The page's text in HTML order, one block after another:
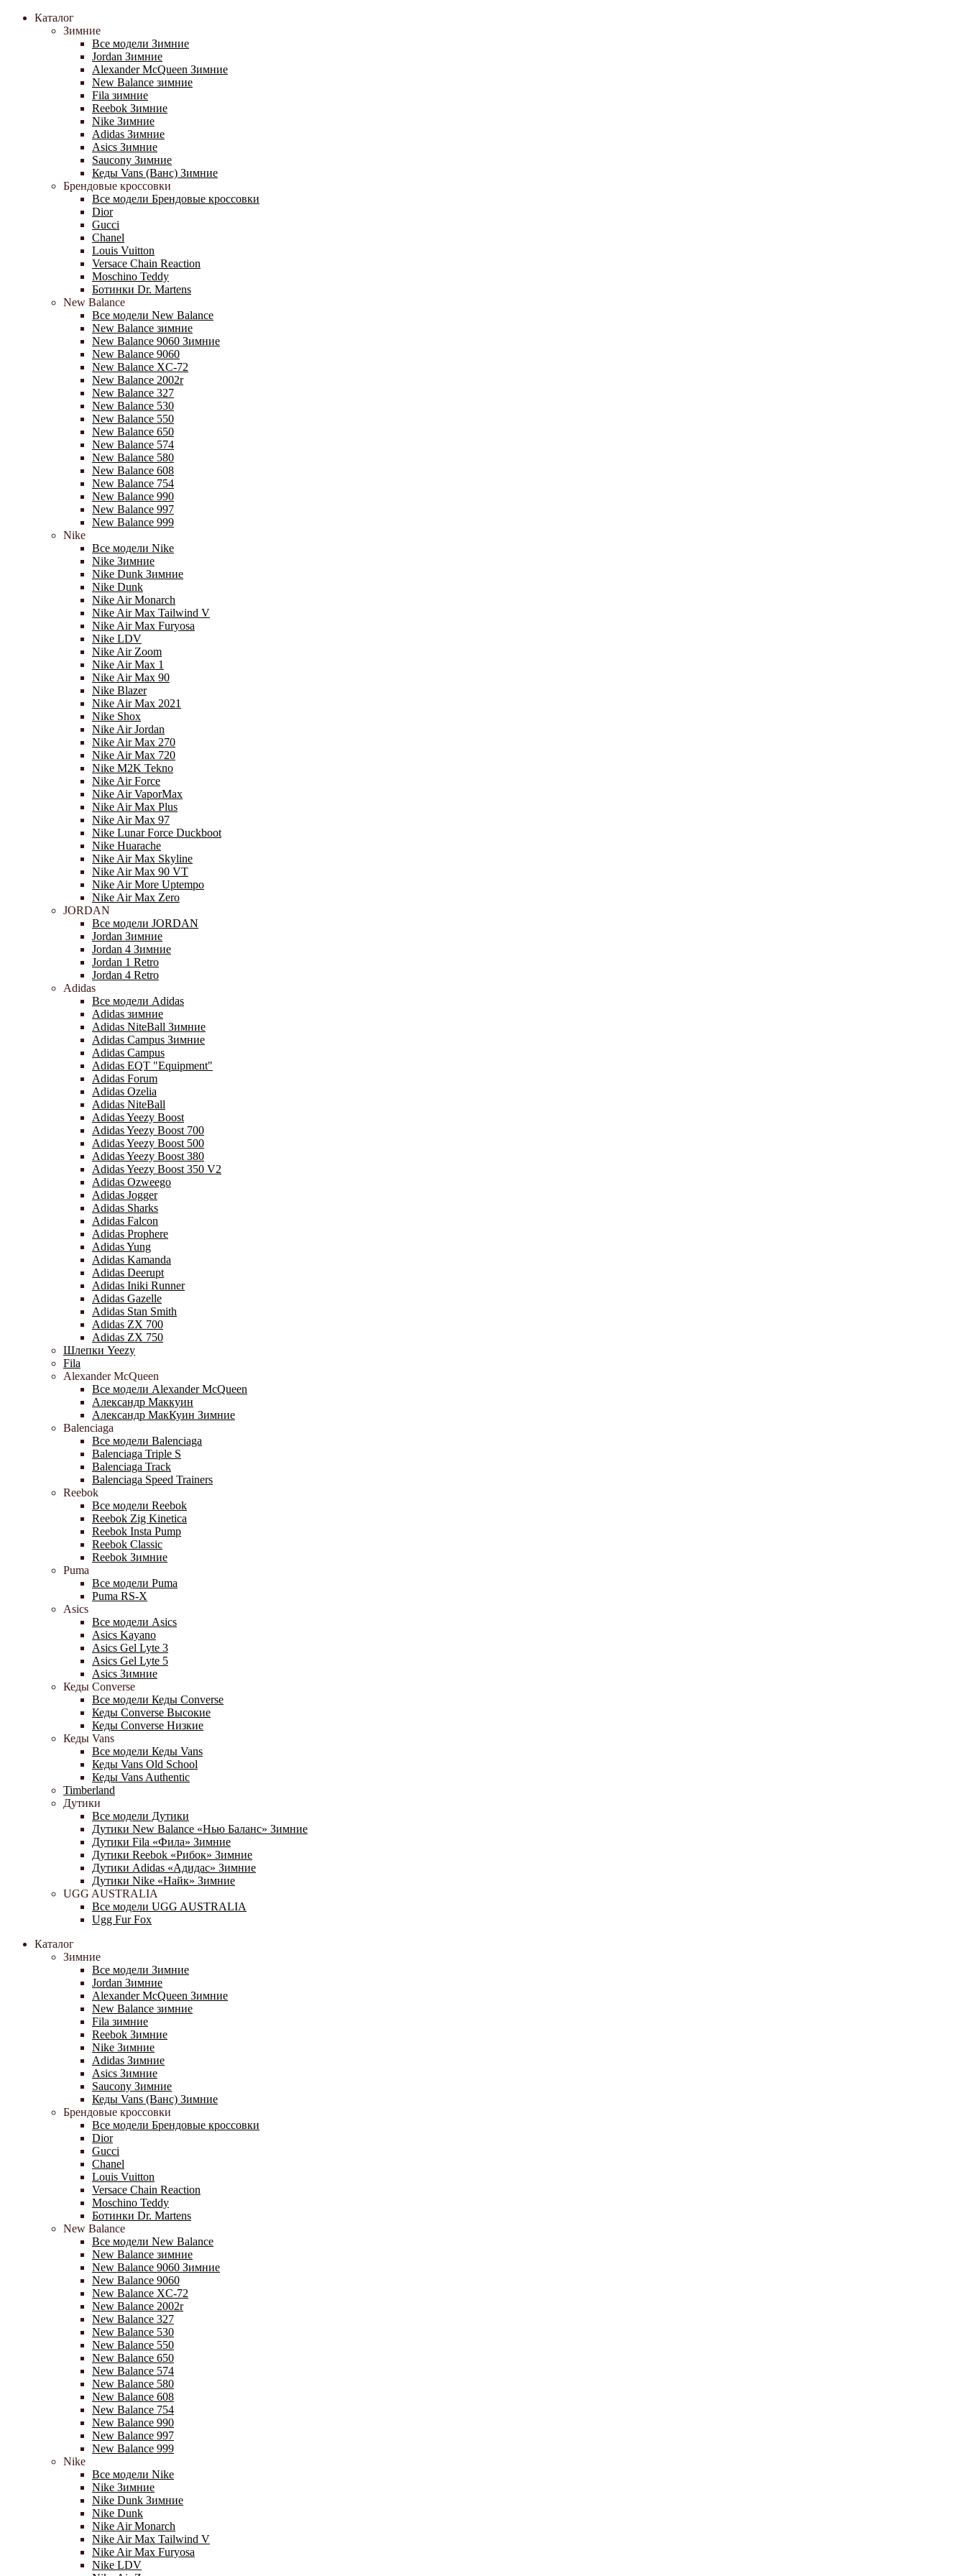
Каталог
Зимние
Все модели Зимние
Jordan Зимние
Alexander McQueen Зимние
New Balance зимние
Fila зимние
Reebok Зимние
Nike Зимние
Adidas Зимние
Asics Зимние
Saucony Зимние
Кеды Vans (Ванс) Зимние
Брендовые кроссовки
Все модели Брендовые кроссовки
Dior
Gucci
Chanel
Louis Vuitton
Versace Chain Reaction
Moschino Teddy
Ботинки Dr. Martens
New Balance
Все модели New Balance
New Balance зимние
New Balance 9060 Зимние
New Balance 9060
New Balance XC-72
New Balance 2002r
New Balance 327
New Balance 530
New Balance 550
New Balance 650
New Balance 574
New Balance 580
New Balance 608
New Balance 754
New Balance 990
New Balance 997
New Balance 999
Nike
Все модели Nike
Nike Зимние
Nike Dunk Зимние
Nike Dunk
Nike Air Monarch
Nike Air Max Tailwind V
Nike Air Max Furyosa
Nike LDV
Nike Air Zoom
Nike Air Max 1
Nike Air Max 90
Nike Blazer
Nike Air Max 2021
Nike Shox
Nike Air Jordan
Nike Air Max 270
Nike Air Max 720
Nike M2K Tekno
Nike Air Force
Nike Air VaporMax
Nike Air Max Plus
Nike Air Max 97
Nike Lunar Force Duckboot
Nike Huarache
Nike Air Max Skyline
Nike Air Max 90 VT
Nike Air More Uptempo
Nike Air Max Zero
JORDAN
Все модели JORDAN
Jordan Зимние
Jordan 4 Зимние
Jordan 1 Retro
Jordan 4 Retro
Adidas
Все модели Adidas
Adidas зимние
Adidas NiteBall Зимние
Adidas Campus Зимние
Adidas Campus
Adidas EQT "Equipment"
Adidas Forum
Adidas Ozelia
Adidas NiteBall
Adidas Yeezy Boost
Adidas Yeezy Boost 700
Adidas Yeezy Boost 500
Adidas Yeezy Boost 380
Adidas Yeezy Boost 350 V2
Adidas Ozweego
Adidas Jogger
Adidas Sharks
Adidas Falcon
Adidas Prophere
Adidas Yung
Adidas Kamanda
Adidas Deerupt
Adidas Iniki Runner
Adidas Gazelle
Adidas Stan Smith
Adidas ZX 700
Adidas ZX 750
Шлепки Yeezy
Fila
Alexander McQueen
Все модели Alexander McQueen
Александр Маккуин
Александр МакКуин Зимние
Balenciaga
Все модели Balenciaga
Balenciaga Triple S
Balenciaga Track
Balenciaga Speed Trainers
Reebok
Все модели Reebok
Reebok Zig Kinetica
Reebok Insta Pump
Reebok Classic
Reebok Зимние
Puma
Все модели Puma
Puma RS-X
Asics
Все модели Asics
Asics Kayano
Asics Gel Lyte 3
Asics Gel Lyte 5
Asics Зимние
Кеды Converse
Все модели Кеды Converse
Кеды Converse Высокие
Кеды Converse Низкие
Кеды Vans
Все модели Кеды Vans
Кеды Vans Old School
Кеды Vans Authentic
Timberland
Дутики
Все модели Дутики
Дутики New Balance «Нью Баланс» Зимние
Дутики Fila «Фила» Зимние
Дутики Reebok «Рибок» Зимние
Дутики Adidas «Адидас» Зимние
Дутики Nike «Найк» Зимние
UGG AUSTRALIA
Все модели UGG AUSTRALIA
Ugg Fur Fox
Каталог
Зимние
Все модели Зимние
Jordan Зимние
Alexander McQueen Зимние
New Balance зимние
Fila зимние
Reebok Зимние
Nike Зимние
Adidas Зимние
Asics Зимние
Saucony Зимние
Кеды Vans (Ванс) Зимние
Брендовые кроссовки
Все модели Брендовые кроссовки
Dior
Gucci
Chanel
Louis Vuitton
Versace Chain Reaction
Moschino Teddy
Ботинки Dr. Martens
New Balance
Все модели New Balance
New Balance зимние
New Balance 9060 Зимние
New Balance 9060
New Balance XC-72
New Balance 2002r
New Balance 327
New Balance 530
New Balance 550
New Balance 650
New Balance 574
New Balance 580
New Balance 608
New Balance 754
New Balance 990
New Balance 997
New Balance 999
Nike
Все модели Nike
Nike Зимние
Nike Dunk Зимние
Nike Dunk
Nike Air Monarch
Nike Air Max Tailwind V
Nike Air Max Furyosa
Nike LDV